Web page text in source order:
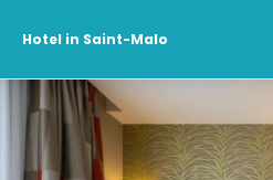
Hotel in Saint-Malo